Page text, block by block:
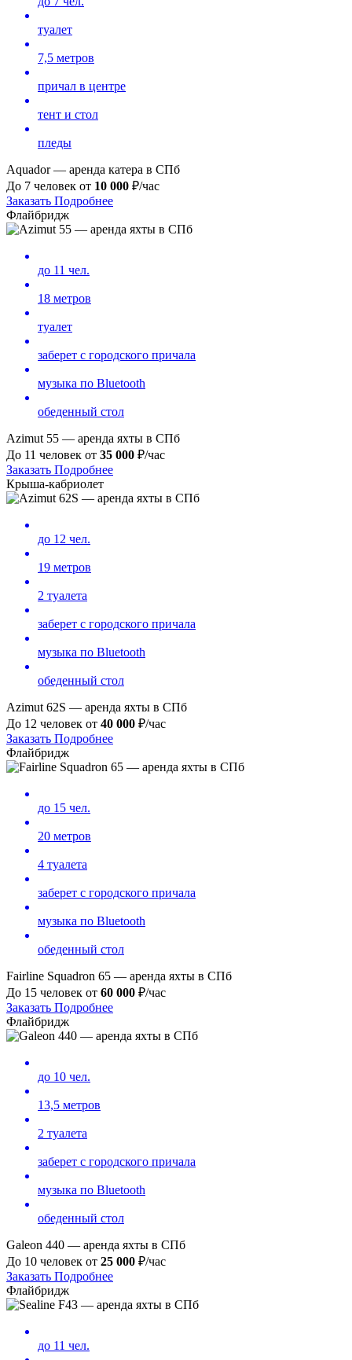
туалет
7,5 метров
причал в центре
тент и стол
пледы
Aquador — аренда катера в СПб
До 7 человек от 10 000 ₽/час
Заказать Подробнее
Флайбридж
до 11 чел.
18 метров
туалет
заберет с городского причала
музыка по Bluetooth
обеденный стол
Azimut 55 — аренда яхты в СПб
До 11 человек от 35 000 ₽/час
Заказать Подробнее
Крыша-кабриолет
до 12 чел.
19 метров
2 туалета
заберет с городского причала
музыка по Bluetooth
обеденный стол
Azimut 62S — аренда яхты в СПб
До 12 человек от 40 000 ₽/час
Заказать Подробнее
Флайбридж
до 15 чел.
20 метров
4 туалета
заберет с городского причала
музыка по Bluetooth
обеденный стол
Fairline Squadron 65 — аренда яхты в СПб
До 15 человек от 60 000 ₽/час
Заказать Подробнее
Флайбридж
до 10 чел.
13,5 метров
2 туалета
заберет с городского причала
музыка по Bluetooth
обеденный стол
Galeon 440 — аренда яхты в СПб
До 10 человек от 25 000 ₽/час
Заказать Подробнее
Флайбридж
до 11 чел.